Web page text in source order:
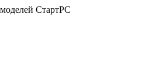
СтартРС